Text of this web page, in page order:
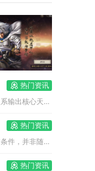
热门资讯
全民奇迹火法天赋加点核心细节为优先点满火系输出核心天赋、区分...
热门资讯
转让万国觉醒盟主之位具备明确且严格的特定条件，并非随意操作，...
热门资讯